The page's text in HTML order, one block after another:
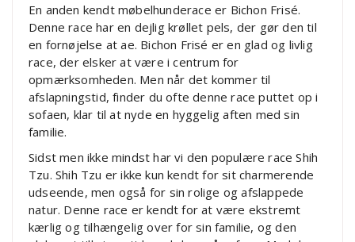
En anden kendt møbelhunderace er Bichon Frisé.
Denne race har en dejlig krøllet pels, der gør den til
en fornøjelse at ae. Bichon Frisé er en glad og livlig
race, der elsker at være i centrum for
opmærksomheden. Men når det kommer til
afslapningstid, finder du ofte denne race puttet op i
sofaen, klar til at nyde en hyggelig aften med sin
familie.
Sidst men ikke mindst har vi den populære race Shih
Tzu. Shih Tzu er ikke kun kendt for sit charmerende
udseende, men også for sin rolige og afslappede
natur. Denne race er kendt for at være ekstremt
kærlig og tilhængelig over for sin familie, og den